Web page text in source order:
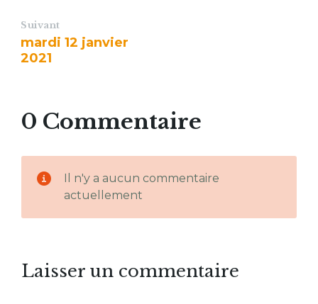
Suivant
mardi 12 janvier
2021
0 Commentaire
Il n'y a aucun commentaire
actuellement
Laisser un commentaire